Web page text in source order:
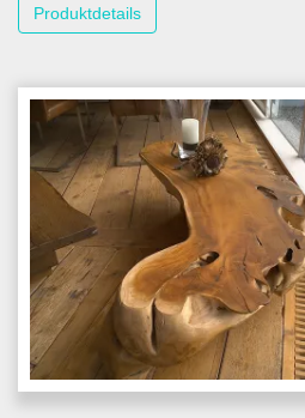
Produktdetails